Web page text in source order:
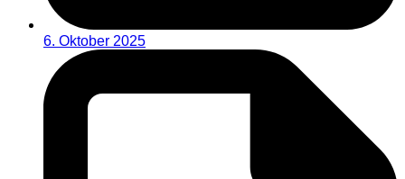
6. Oktober 2025